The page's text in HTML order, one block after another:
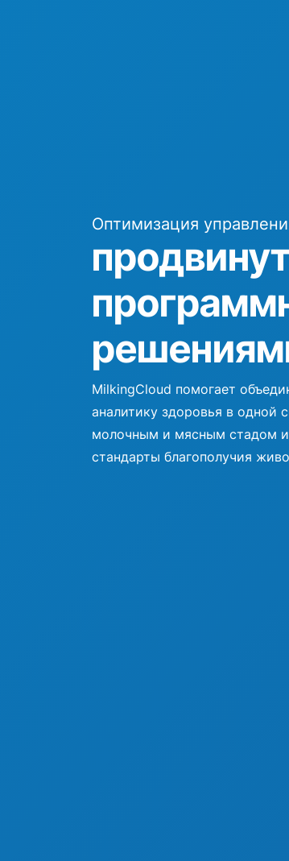
Оптимизация
MilkingCloud помогает
аналитику здоровья в одной
молочным и мясным стадом
стандарты благополучия